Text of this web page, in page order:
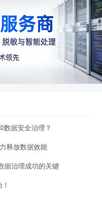
数据安全治理？
释放数据效能
据治理成功的关键